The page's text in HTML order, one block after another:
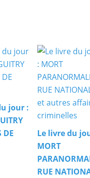
jour :
DE
Le livre du
MORT
RUE